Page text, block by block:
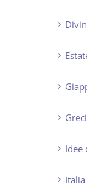
Idee
Italia